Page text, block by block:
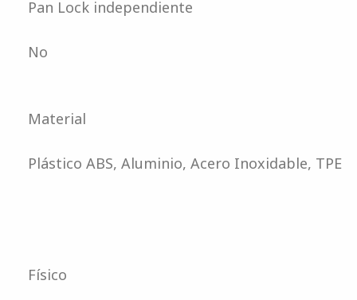
Pan Lock independiente
No
Material
Plástico ABS, Aluminio, Acero Inoxidable, TPE
Físico